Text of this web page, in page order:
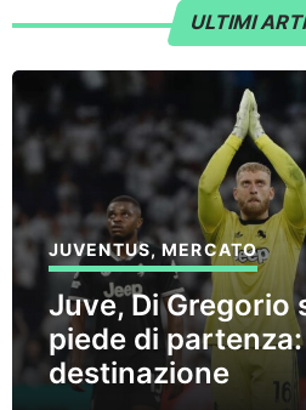
ULTIMI
JUVENTUS,MERCATO
Juve, Di Gregorio
piede di
destinazione